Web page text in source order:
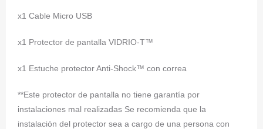
x1 Cable Micro USB
x1 Protector de pantalla VIDRIO-T™
x1 Estuche protector Anti-Shock™ con correa
**Este protector de pantalla no tiene garantía por
instalaciones mal realizadas Se recomienda que la
instalación del protector sea a cargo de una persona con